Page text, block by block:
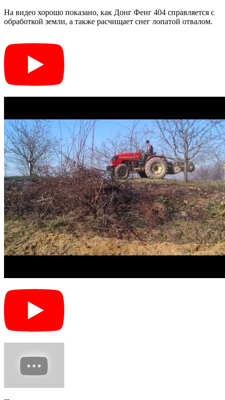
На видео хорошо показано, как Донг Фенг 404 справляется с
обработкой земли, а также расчищает снег лопатой отвалом.